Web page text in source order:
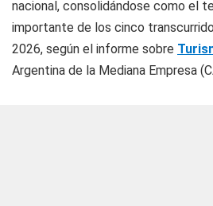
nacional, consolidándose como el
importante de los cinco
2026, según el informe sobre
Argentina de la Mediana Empresa